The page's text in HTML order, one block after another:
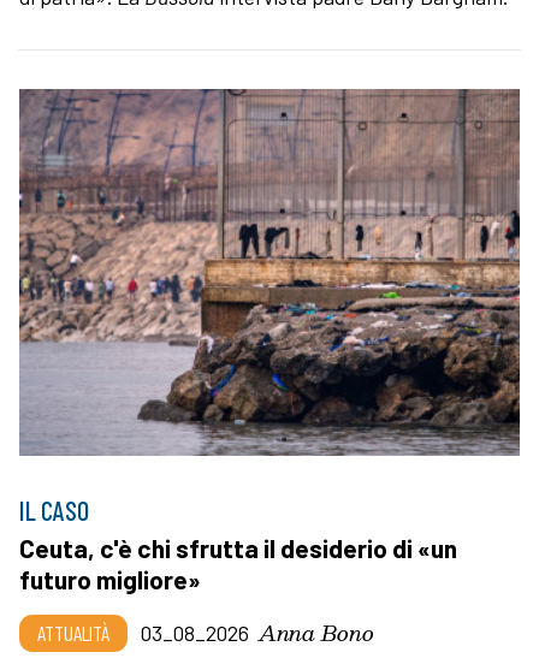
IL CASO
Ceuta, c'è chi sfrutta il desiderio di «un
futuro migliore»
ATTUALITÀ 03_08_2026 Anna Bono